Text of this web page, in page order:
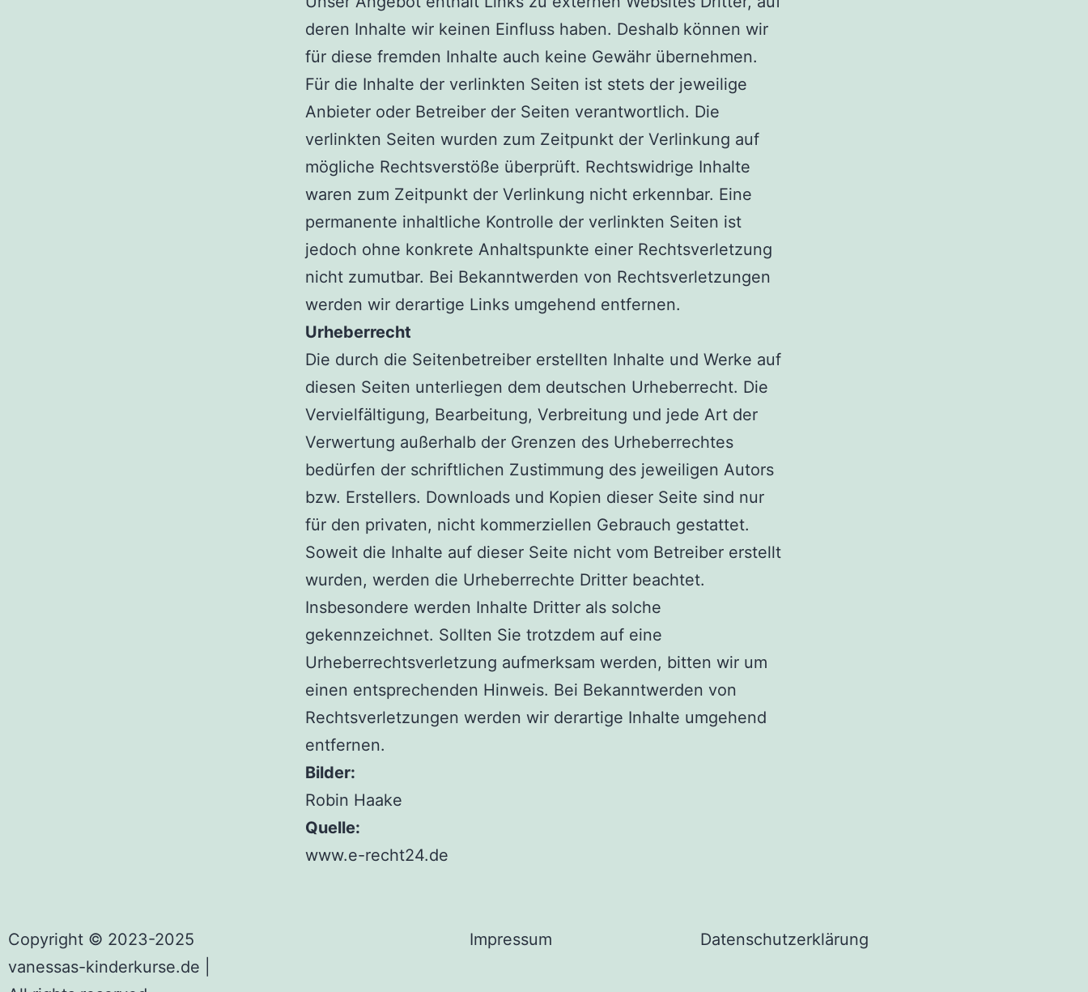
deren Inhalte wir keinen Einfluss haben. Deshalb können wir
für diese fremden Inhalte auch keine Gewähr übernehmen.
Für die Inhalte der verlinkten Seiten ist stets der jeweilige
Anbieter oder Betreiber der Seiten verantwortlich. Die
verlinkten Seiten wurden zum Zeitpunkt der Verlinkung auf
mögliche Rechtsverstöße überprüft. Rechtswidrige Inhalte
waren zum Zeitpunkt der Verlinkung nicht erkennbar. Eine
permanente inhaltliche Kontrolle der verlinkten Seiten ist
jedoch ohne konkrete Anhaltspunkte einer Rechtsverletzung
nicht zumutbar. Bei Bekanntwerden von Rechtsverletzungen
werden wir derartige Links umgehend entfernen.
Urheberrecht
Die durch die Seitenbetreiber erstellten Inhalte und Werke auf
diesen Seiten unterliegen dem deutschen Urheberrecht. Die
Vervielfältigung, Bearbeitung, Verbreitung und jede Art der
Verwertung außerhalb der Grenzen des Urheberrechtes
bedürfen der schriftlichen Zustimmung des jeweiligen Autors
bzw. Erstellers. Downloads und Kopien dieser Seite sind nur
für den privaten, nicht kommerziellen Gebrauch gestattet.
Soweit die Inhalte auf dieser Seite nicht vom Betreiber erstellt
wurden, werden die Urheberrechte Dritter beachtet.
Insbesondere werden Inhalte Dritter als solche
gekennzeichnet. Sollten Sie trotzdem auf eine
Urheberrechtsverletzung aufmerksam werden, bitten wir um
einen entsprechenden Hinweis. Bei Bekanntwerden von
Rechtsverletzungen werden wir derartige Inhalte umgehend
entfernen.
Bilder:
Robin Haake
Quelle:
www.e-recht24.de
Copyright © 2023-2025
vanessas-kinderkurse.de |
Impressum Datenschutzerklärung